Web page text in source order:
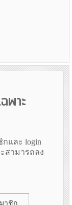
พาะ
และ login
สามารถลง
าชิก